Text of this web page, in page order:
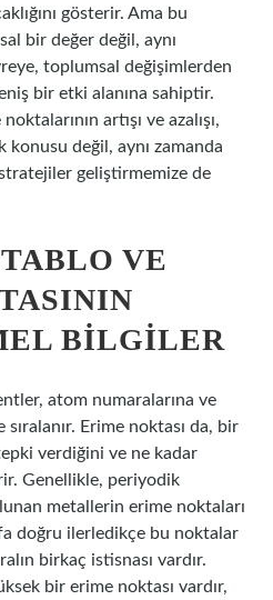
gösterir. Ama bu
bir değer değil, aynı
toplumsal değişimlerden
bir etki alanına sahiptir.
artışı ve azalışı,
konusu değil, aynı zamanda
geliştirmemize de
VE
BILGILER
atom numaralarına ve
Erime noktası da, bir
verdiğini ve ne kadar
Genellikle, periyodik
metallerin erime noktaları
doğru ilerledikçe bu noktalar
birkaç istisnası vardır.
bir erime noktası vardır,